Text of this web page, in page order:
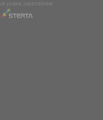
prawa zastrzeżone